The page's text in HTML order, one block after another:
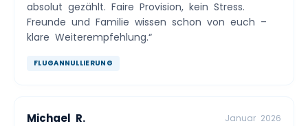
absolut gezählt. Faire Provision, kein Stress.
Freunde und Familie wissen schon von euch –
klare Weiterempfehlung.“
FLUGANNULLIERUNG
Michael R. Januar 2026